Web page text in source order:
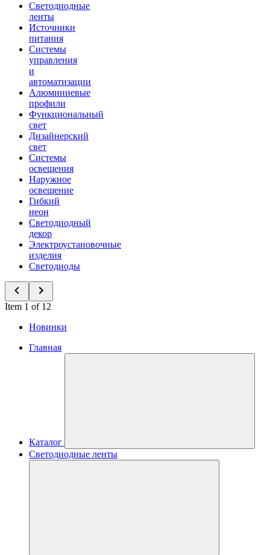
Светодиодные
ленты
Источники
питания
Системы
управления
и
автоматизации
Алюминиевые
профили
Функциональный
свет
Дизайнерский
свет
Системы
освещения
Наружное
освещение
Гибкий
неон
Светодиодный
декор
Электроустановочные
изделия
Светодиоды
Item 1 of 12
Новинки
Главная
Каталог
Светодиодные ленты